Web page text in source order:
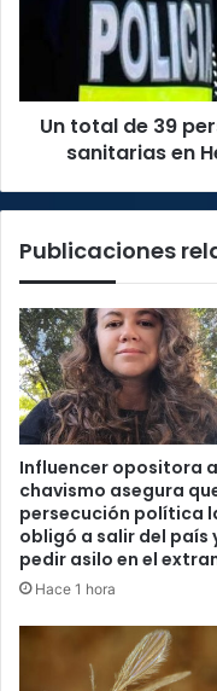
incumplieron
en
Heredia
Un total de 39
sanitarias en
Publicaciones
Influencer opositora
chavismo asegura
persecución política
obligó a salir del país
pedir asilo en el
Hace 1 hora